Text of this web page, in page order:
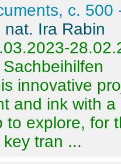
c. 500
nat. Ira Rabin
innovative
and ink with
to explore, for
tran ...